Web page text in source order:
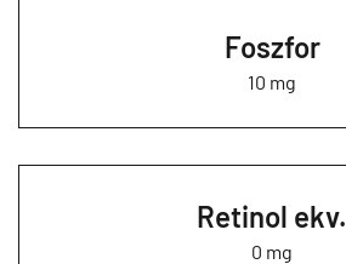
Foszfor
10 mg
Retinol ekv.
0 mg